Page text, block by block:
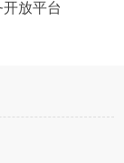
放平台